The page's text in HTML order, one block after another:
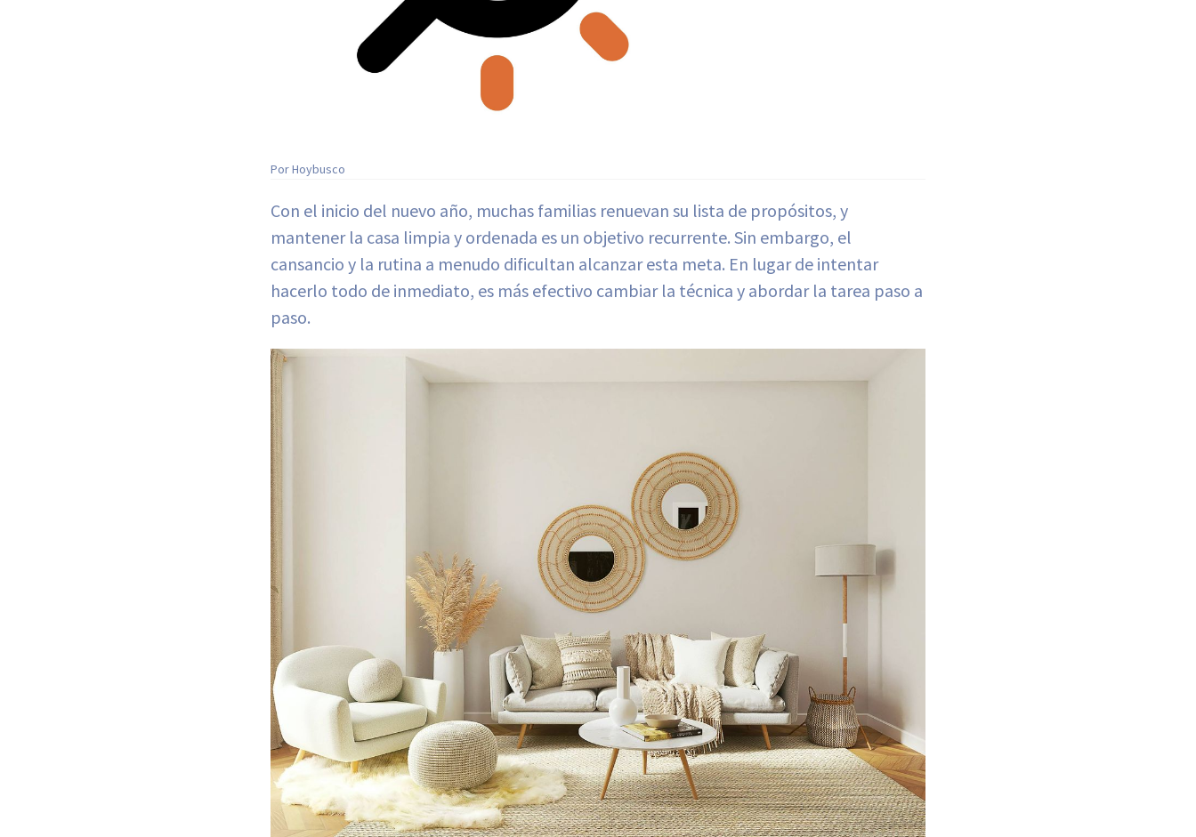
Por Hoybusco
Con el inicio del nuevo año, muchas familias renuevan su lista de propósitos, y
mantener la casa limpia y ordenada es un objetivo recurrente. Sin embargo, el
cansancio y la rutina a menudo dificultan alcanzar esta meta. En lugar de intentar
hacerlo todo de inmediato, es más efectivo cambiar la técnica y abordar la tarea paso a
paso.